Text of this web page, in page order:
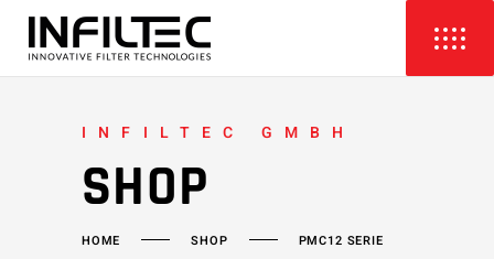
INFILTEC GMBH
SHOP
HOME SHOP
PMC12 SERIE